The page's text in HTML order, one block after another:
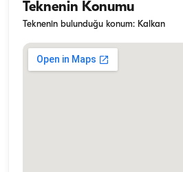
Teknenin Konumu
Teknenin bulunduğu konum: Kalkan